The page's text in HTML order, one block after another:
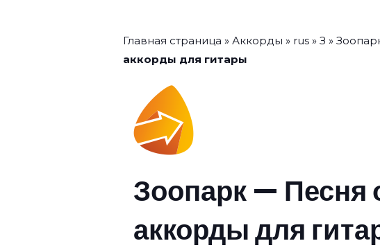
Главная страница » Аккорды » rus » З »
аккорды для гитары
Зоопарк — Песня
аккорды для